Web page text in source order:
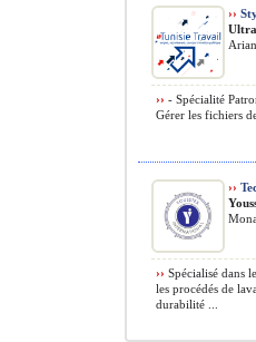
››
›› - Spécialité
Gérer les fichiers
››
›› Spécialisé dans
les procédés de
durabilité ...